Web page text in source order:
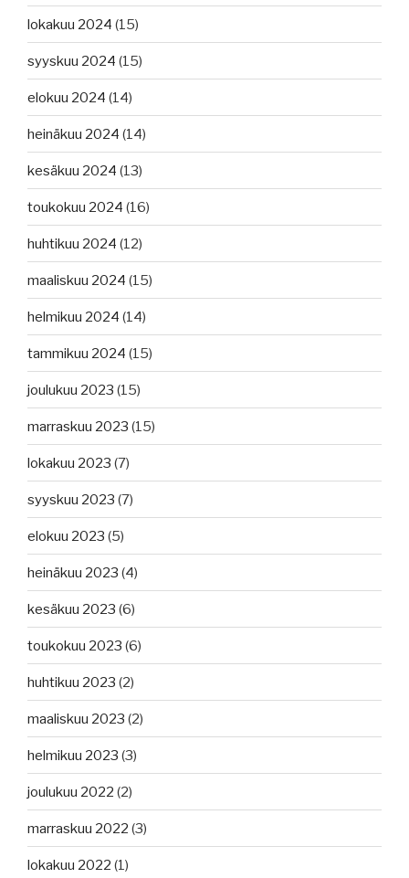
lokakuu 2024 (15)
syyskuu 2024 (15)
elokuu 2024 (14)
heinäkuu 2024 (14)
kesäkuu 2024 (13)
toukokuu 2024 (16)
huhtikuu 2024 (12)
maaliskuu 2024 (15)
helmikuu 2024 (14)
tammikuu 2024 (15)
joulukuu 2023 (15)
marraskuu 2023 (15)
lokakuu 2023 (7)
syyskuu 2023 (7)
elokuu 2023 (5)
heinäkuu 2023 (4)
kesäkuu 2023 (6)
toukokuu 2023 (6)
huhtikuu 2023 (2)
maaliskuu 2023 (2)
helmikuu 2023 (3)
joulukuu 2022 (2)
marraskuu 2022 (3)
lokakuu 2022 (1)